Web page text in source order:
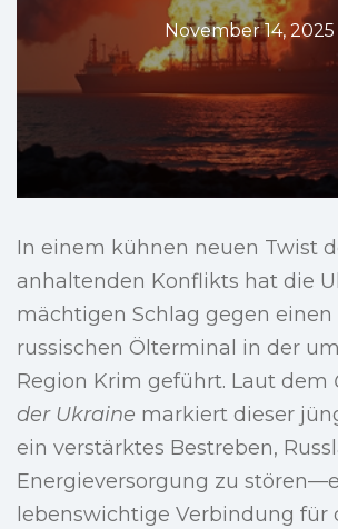
November 14, 2025
In einem kühnen neuen Twist
anhaltenden Konflikts hat die
mächtigen Schlag gegen
russischen Ölterminal in der
Region Krim geführt. Laut dem
der Ukraine markiert dieser
ein verstärktes Bestreben,
Energieversorgung zu
lebenswichtige Verbindung für